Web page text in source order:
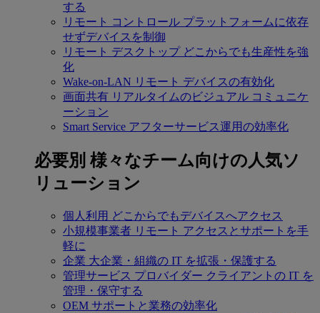
する
リモート コントロール プラットフォームに依存
せずデバイスを制御
リモート デスクトップ どこからでも生産性を強
化
Wake-on-LAN リモート デバイスの有効化
画面共有 リアルタイムのビジュアル コミュニケ
ーション
Smart Service アフターサービス運用の効率化
必要別 様々なチーム向けの人気ソ
リューション
個人利用 どこからでもデバイスへアクセス
小規模事業者 リモート アクセスとサポートを手
軽に
企業 大企業・組織の IT を拡張・保護する
管理サービス プロバイダー クライアントの IT を
管理・保守する
OEM サポートと業務の効率化